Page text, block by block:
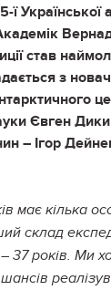
Української
став
з
Євген
– Ігор
має кілька
склад
37 років. Ми